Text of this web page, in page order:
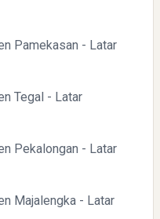
dan
Signifikan Menuju
Pamekasan - Latar
Tegal - Latar
Pekalongan - Latar
Majalengka - Latar